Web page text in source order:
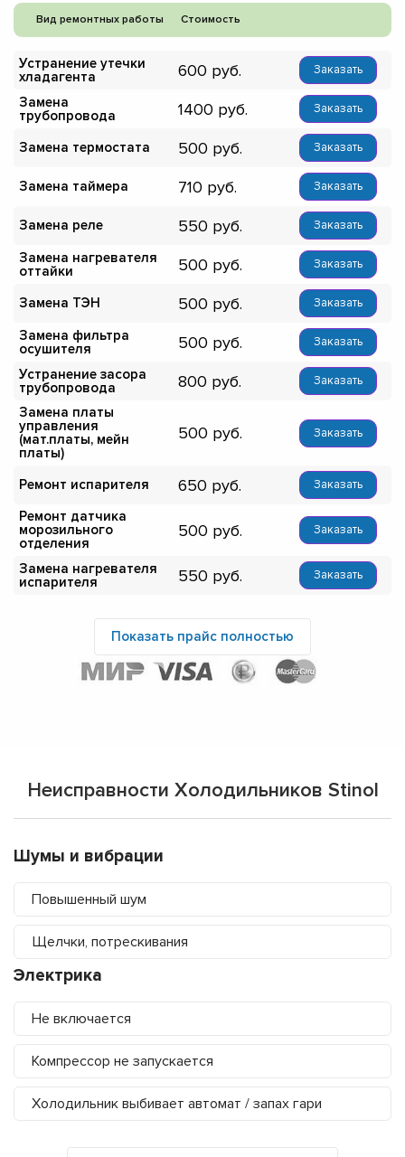
Вид ремонтных работы Стоимость
Устранение утечки
хладагента
600 Заказать
Замена
трубопровода
1400 Заказать
Замена термостата 500 Заказать
Замена таймера 710 Заказать
Замена реле 550 Заказать
Замена нагревателя
оттайки
500 Заказать
Замена ТЭН 500 Заказать
Замена фильтра
осушителя
500 Заказать
Устранение засора
трубопровода
800 Заказать
Замена платы
управления
(мат.платы, мейн
платы)
500 Заказать
Ремонт испарителя 650 Заказать
Ремонт датчика
морозильного
отделения
500 Заказать
Замена нагревателя
испарителя
550 Заказать
Показать прайс полностью
Неисправности Холодильников Stinol
Шумы и вибрации
Повышенный шум
Щелчки, потрескивания
Электрика
Не включается
Компрессор не запускается
Холодильник выбивает автомат / запах гари